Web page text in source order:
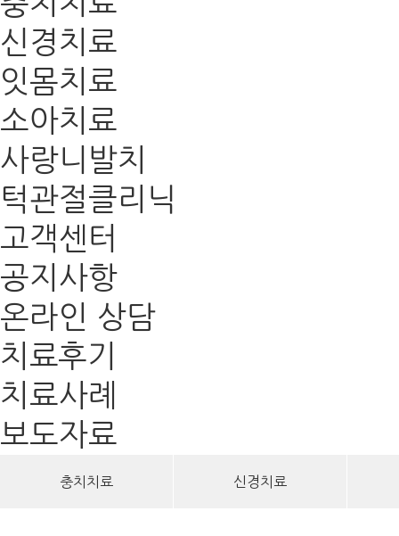
신경치료
잇몸치료
소아치료
사랑니발치
턱관절클리닉
고객센터
공지사항
온라인 상담
치료후기
치료사례
보도자료
충치치료 신경치료